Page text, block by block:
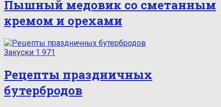
Пышный медовик со сметанным
кремом и орехами
Закуски 1 971
Рецепты праздничных
бутербродов